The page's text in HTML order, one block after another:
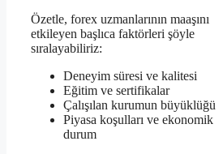
Özetle, forex uzmanlarının maaşını
etkileyen başlıca faktörleri şöyle
sıralayabiliriz:
Deneyim süresi ve kalitesi
Eğitim ve sertifikalar
Çalışılan kurumun büyüklüğü
Piyasa koşulları ve ekonomik
durum